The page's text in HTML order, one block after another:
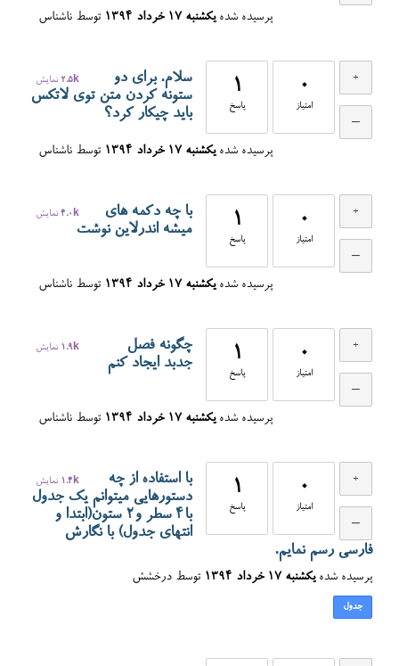
پرسیده شده یکشنبه ۱۷ خرداد ۱۳۹۴ توسط ناشناس
0
امتیاز
1
پاسخ
2.5k نمایش
سلام. برای دو
ستونه کردن متن توی لاتکس
باید چیکار کرد؟
پرسیده شده یکشنبه ۱۷ خرداد ۱۳۹۴ توسط ناشناس
0
امتیاز
1
پاسخ
4.0k نمایش
با چه دکمه های
میشه اندرلاین نوشت
پرسیده شده یکشنبه ۱۷ خرداد ۱۳۹۴ توسط ناشناس
0
امتیاز
1
پاسخ
1.9k نمایش
چگونه فصل
جدبد ایجاد کنم
پرسیده شده یکشنبه ۱۷ خرداد ۱۳۹۴ توسط ناشناس
0
امتیاز
1
پاسخ
1.4k نمایش
با استفاده از چه
دستورهایی میتوانم یک جدول
با4 سطر و2 ستون(ابتدا و
انتهای جدول) با نگارش
فارسی رسم نمایم.
پرسیده شده یکشنبه ۱۷ خرداد ۱۳۹۴ توسط درخشش
جدول